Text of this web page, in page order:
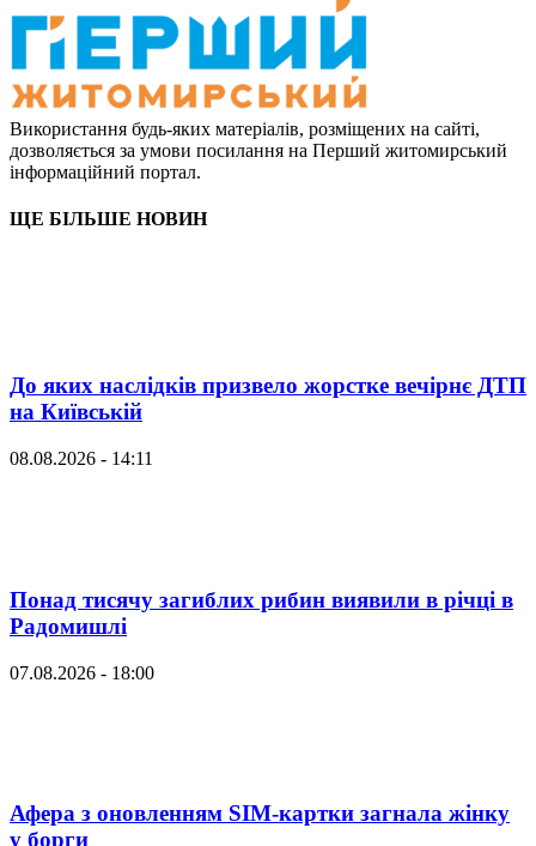
Використання будь-яких матеріалів, розміщених на сайті,
дозволяється за умови посилання на Перший житомирський
інформаційний портал.
ЩЕ БІЛЬШЕ НОВИН
До яких наслідків призвело жорстке вечірнє ДТП
на Київській
08.08.2026 - 14:11
Понад тисячу загиблих рибин виявили в річці в
Радомишлі
07.08.2026 - 18:00
Афера з оновленням SIM-картки загнала жінку
у борги